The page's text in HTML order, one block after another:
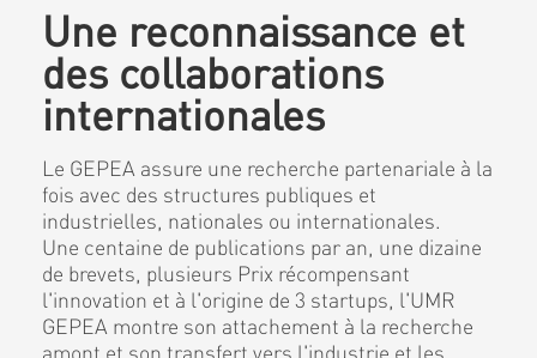
Une reconnaissance et
des collaborations
internationales
Le GEPEA assure une recherche partenariale à la
fois avec des structures publiques et
industrielles, nationales ou internationales.
Une centaine de publications par an, une dizaine
de brevets, plusieurs Prix récompensant
l'innovation et à l'origine de 3 startups, l'UMR
GEPEA montre son attachement à la recherche
amont et son transfert vers l'industrie et les